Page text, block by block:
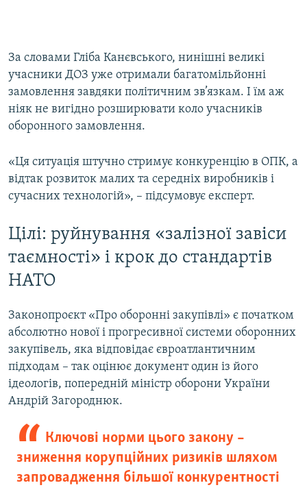
За словами Гліба Канєвського, нинішні великі
учасники ДОЗ уже отримали багатомільйонні
замовлення завдяки політичним зв’язкам. І їм аж
ніяк не вигідно розширювати коло учасників
оборонного замовлення.
«Ця ситуація штучно стримує конкуренцію в ОПК, а
відтак розвиток малих та середніх виробників і
сучасних технологій», – підсумовує експерт.
Цілі: руйнування «залізної завіси
таємності» і крок до стандартів
НАТО
Законопроєкт «Про оборонні закупівлі» є початком
абсолютно нової і прогресивної системи оборонних
закупівель, яка відповідає євроатлантичним
підходам – так оцінює документ один із його
ідеологів, попередній міністр оборони України
Андрій Загороднюк.
Ключові норми цього закону –
зниження корупційних ризиків шляхом
запровадження більшої конкурентності